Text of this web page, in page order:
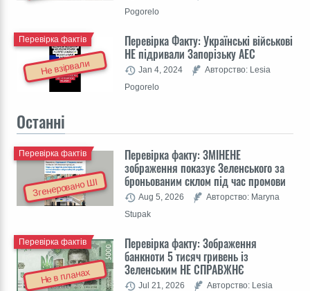
Pogorelo
Не взірвали
Перевірка Факту: Українські військові
НЕ підривали Запорізьку АЕС
Перевірка фактів
Jan 4, 2024
Авторство: Lesia
Pogorelo
Останні
Згенеровано ШІ
Перевірка факту: ЗМІНЕНЕ
зображення показує Зеленського за
броньованим склом під час промови
Перевірка фактів
Aug 5, 2026
Авторство: Maryna
Stupak
Не в планах
Перевірка факту: Зображення
банкноти 5 тисяч гривень із
Зеленським НЕ СПРАВЖНЄ
Перевірка фактів
Jul 21, 2026
Авторство: Lesia